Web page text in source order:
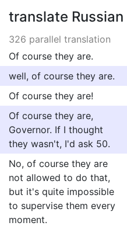
translate Russian
326 parallel translation
Of course they are.
well, of course they are.
Of course they are!
Of course they are,
Governor. If I thought
they wasn't, I'd ask 50.
No, of course they are
not allowed to do that,
but it's quite impossible
to supervise them every
moment.